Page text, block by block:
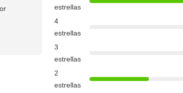
estrellas
4
estrellas
3
estrellas
2
estrellas